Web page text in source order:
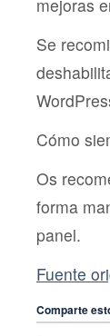
mejoras
Se
Cómo
Os
forma
panel.
Fuente
Comparte